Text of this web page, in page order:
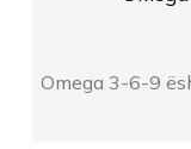
Omega 3-6-9